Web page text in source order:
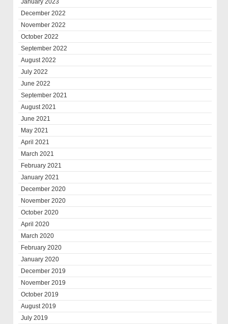
January 2023
December 2022
November 2022
October 2022
September 2022
August 2022
July 2022
June 2022
September 2021
August 2021
June 2021
May 2021
April 2021
March 2021
February 2021
January 2021
December 2020
November 2020
October 2020
April 2020
March 2020
February 2020
January 2020
December 2019
November 2019
October 2019
August 2019
July 2019